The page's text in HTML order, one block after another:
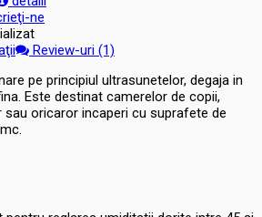
ne
Review-uri (1)
pe principiul ultrasunetelor, degaja in
Este destinat camerelor de copii,
oricaror incaperi cu suprafete de